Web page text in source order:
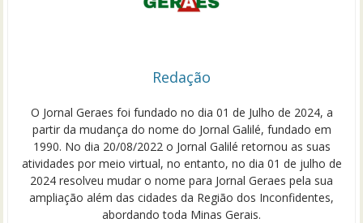
Redação
O Jornal Geraes foi fundado no dia 01 de Julho de 2024, a
partir da mudança do nome do Jornal Galilé, fundado em
1990. No dia 20/08/2022 o Jornal Galilé retornou as suas
atividades por meio virtual, no entanto, no dia 01 de julho de
2024 resolveu mudar o nome para Jornal Geraes pela sua
ampliação além das cidades da Região dos Inconfidentes,
abordando toda Minas Gerais.